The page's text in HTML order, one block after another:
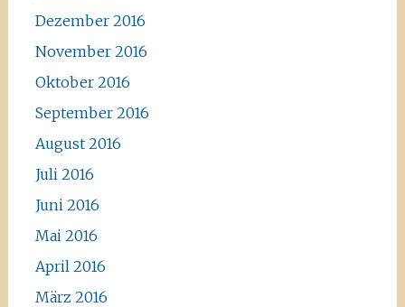
Dezember 2016
November 2016
Oktober 2016
September 2016
August 2016
Juli 2016
Juni 2016
Mai 2016
April 2016
März 2016